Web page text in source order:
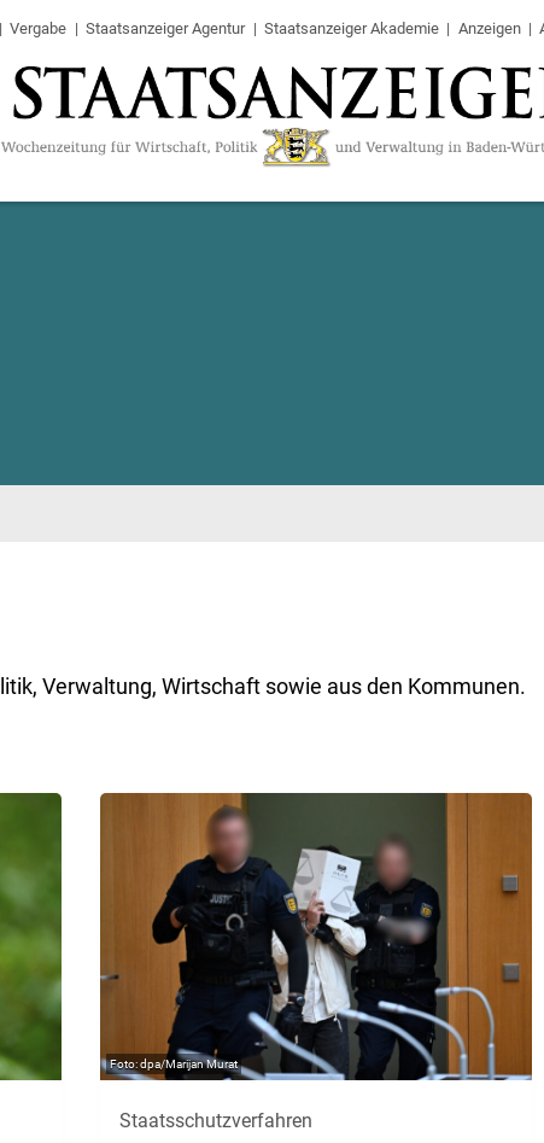
Vergabe Staatsanzeiger Agentur Staatsanzeiger Akademie Anzeigen
Verwaltung, Wirtschaft sowie aus den Kommunen.
dpa/Marijan Murat
Staatsschutzverfahren